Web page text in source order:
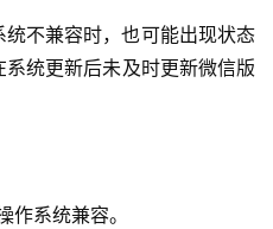
不兼容时，也可能出现状态
统更新后未及时更新微信版
作系统兼容。